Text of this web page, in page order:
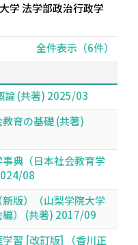
学 法学部政治行政学
全件表示（6件）
論 (共著) 2025/03
育の基礎 (共著)
典（日本社会教育学
08
版）（山梨学院大学
） (共著) 2017/09
習 [改訂版] （香川正